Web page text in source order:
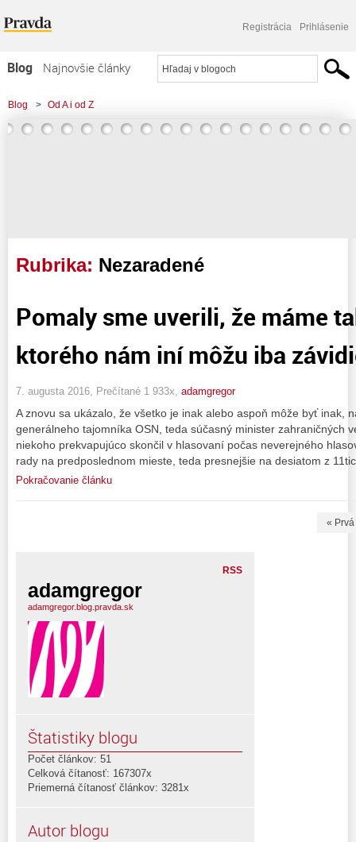
Registrácia Prihlásenie
Blog
Najnovšie články
Najčítanejšie články
Najkomentovanejšie články
Blog > Od A i od Z
> Pomaly sme uverili, že máme takého kandidáta, ktorého nám iní môžu iba
Rubrika: Nezaradené
Pomaly sme uverili, že máme
ktorého nám iní môžu iba
7. augusta 2016, Prečítané 1 933x, adamgregor
A znovu sa ukázalo, že všetko je inak alebo aspoň môže byť inak,
generálneho tajomníka OSN, teda súčasný minister zahraničných
niekoho prekvapujúco skončil v hlasovaní počas neverejného
rady na predposlednom mieste, teda presnejšie na desiatom z
Pokračovanie článku
« Prvá
RSS
adamgregor
adamgregor.blog.pravda.sk
Štatistiky blogu
Počet článkov: 51
Celková čítanosť: 167307x
Priemerná čítanosť článkov: 3281x
Autor blogu